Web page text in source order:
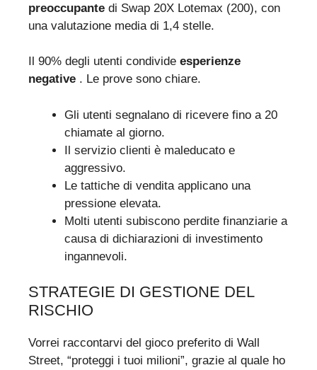
preoccupante di Swap 20X Lotemax (200), con
una valutazione media di 1,4 stelle.
Il 90% degli utenti condivide esperienze
negative . Le prove sono chiare.
Gli utenti segnalano di ricevere fino a 20
chiamate al giorno.
Il servizio clienti è maleducato e
aggressivo.
Le tattiche di vendita applicano una
pressione elevata.
Molti utenti subiscono perdite finanziarie a
causa di dichiarazioni di investimento
ingannevoli.
STRATEGIE DI GESTIONE DEL
RISCHIO
Vorrei raccontarvi del gioco preferito di Wall
Street, “proteggi i tuoi milioni”, grazie al quale ho